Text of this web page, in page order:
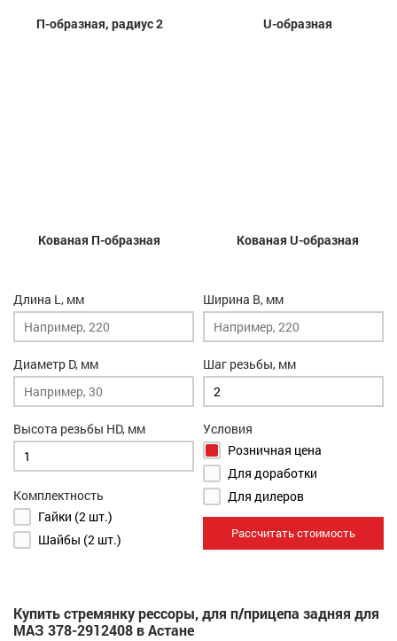
П-образная, радиус 2 U-образная
Кованая П-образная Кованая U-образная
Длина L, мм
Диаметр D, мм
Ширина B, мм
Шаг резьбы, мм
Высота резьбы HD, мм
Комплектность
Гайки (2 шт.)
Шайбы (2 шт.)
Условия
Розничная цена
Для доработки
Для дилеров
Рассчитать стоимость
Купить стремянку рессоры, для п/прицепа задняя для
МАЗ 378-2912408 в Астане